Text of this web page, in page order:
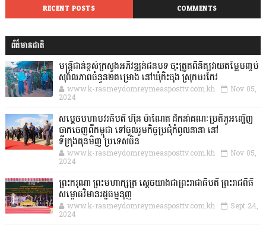
RECENT POSTS COMMENTS
ព័ត៌មានជាតិ
មន្ត្រីជាន់ខ្ពស់ក្រសួងអភិវឌ្ឍន៍ជនបទ ចុះត្រួតពិនិត្យវាយតម្លៃបញ្ចប់
សុពលភាពចំនួន២គម្រោង នៅឃុំកិះចុង ស្រុកបរកែវ
www.k-rasmeydomreymeasposttv.com.kh Nov 05,
2024
សម្តេចមហាបវរធិបតី ហ៊ុន ម៉ាណែត ដឹកនាំគណៈប្រតិភូអញ្ជើញ
ចាកចេញពីកម្ពុជា ទៅចូលរួមកិច្ចប្រជុំកំពូលនានា នៅ
ទីក្រុងគុនមិញ ប្រទេសចិន
www.k-rasmeydomreymeasposttv.com.kh Nov 05,
2024
ព្រះករុណា ព្រះមហាក្សត្រ ស្តេចយាងជាព្រះរាជាធិបតី ព្រះរាជពិធី
សម្ពោធវិមានរដ្ឋធម្មនុញ្ញ
www.k-rasmeydomreymeasposttv.com.kh Sept 24,
2024